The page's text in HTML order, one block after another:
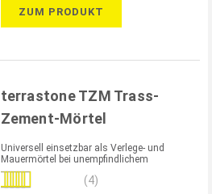
ZUM PRODUKT
terrastone TZM Trass-
Zement-Mörtel
Universell einsetzbar als Verlege- und
Mauermörtel bei unempfindlichem
Naturstein
Bewertung: (4)